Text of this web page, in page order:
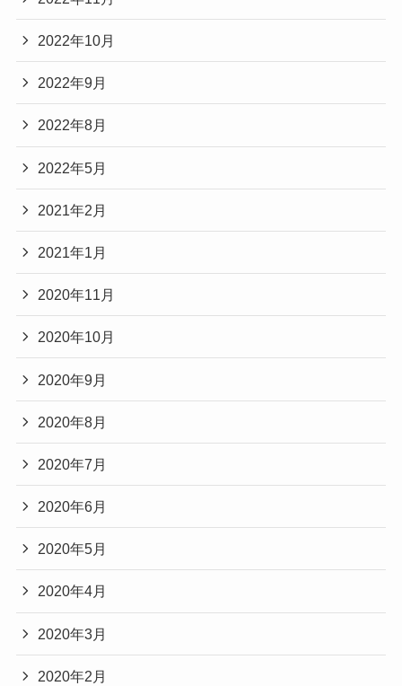
2022年10月
2022年9月
2022年8月
2022年5月
2021年2月
2021年1月
2020年11月
2020年10月
2020年9月
2020年8月
2020年7月
2020年6月
2020年5月
2020年4月
2020年3月
2020年2月